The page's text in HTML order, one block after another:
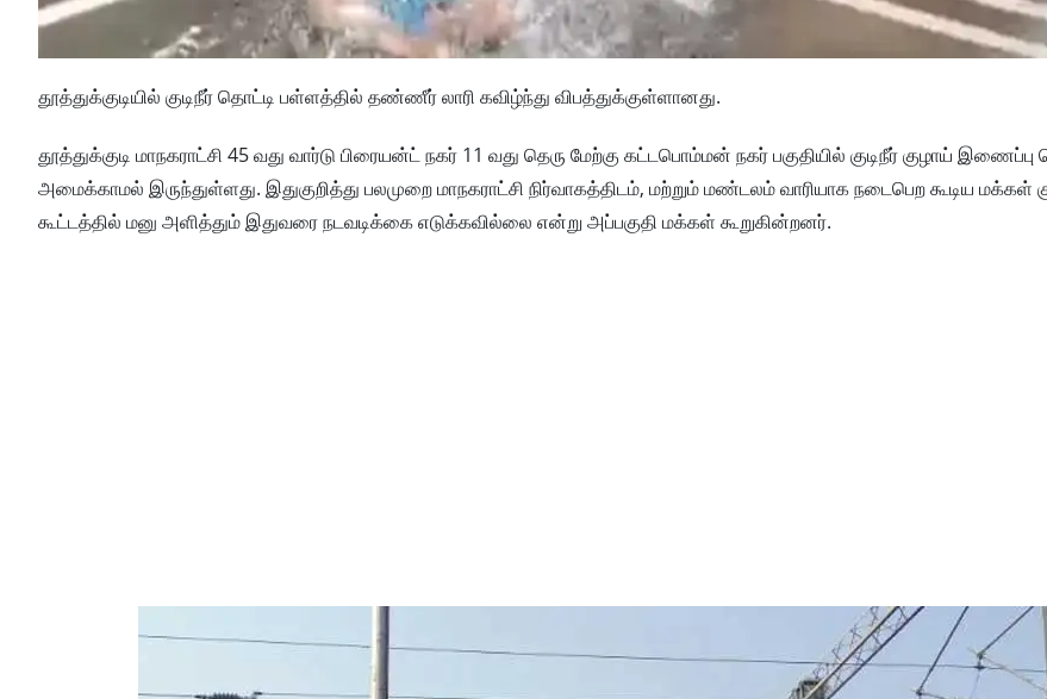
தூத்துக்குடியில் குடிநீர் தொட்டி பள்ளத்தில் தண்ணீர் லாரி கவிழ்ந்து விபத்துக்குள்ளானது.
தூத்துக்குடி மாநகராட்சி 45 வது வார்டு பிரையன்ட் நகர் 11 வது தெரு மேற்கு கட்டபொம்மன் நகர் பகுதியில் குடிநீர் குழாய் இணைப்பு
அமைக்காமல் இருந்துள்ளது. இதுகுறித்து பலமுறை மாநகராட்சி நிர்வாகத்திடம், மற்றும் மண்டலம் வாரியாக நடைபெற கூடிய மக்கள்
கூட்டத்தில் மனு அளித்தும் இதுவரை நடவடிக்கை எடுக்கவில்லை என்று அப்பகுதி மக்கள் கூறுகின்றனர்.